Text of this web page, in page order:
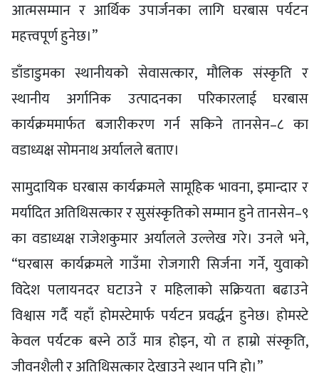
आत्मसम्मान र आर्थिक उपार्जनका लागि घरबास पर्यटन
महत्त्वपूर्ण हुनेछ।”
डाँडाडुमका स्थानीयको सेवासत्कार, मौलिक संस्कृति र
स्थानीय अर्गानिक उत्पादनका परिकारलाई घरबास
कार्यक्रममार्फत बजारीकरण गर्न सकिने तानसेन–८ का
वडाध्यक्ष सोमनाथ अर्यालले बताए।
सामुदायिक घरबास कार्यक्रमले सामूहिक भावना, इमान्दार र
मर्यादित अतिथिसत्कार र सुसंस्कृतिको सम्मान हुने तानसेन–९
का वडाध्यक्ष राजेशकुमार अर्यालले उल्लेख गरे। उनले भने,
“घरबास कार्यक्रमले गाउँमा रोजगारी सिर्जना गर्ने, युवाको
विदेश पलायनदर घटाउने र महिलाको सक्रियता बढाउने
विश्वास गर्दै यहाँ होमस्टेमार्फ पर्यटन प्रवर्द्धन हुनेछ। होमस्टे
केवल पर्यटक बस्ने ठाउँ मात्र होइन, यो त हाम्रो संस्कृति,
जीवनशैली र अतिथिसत्कार देखाउने स्थान पनि हो।”